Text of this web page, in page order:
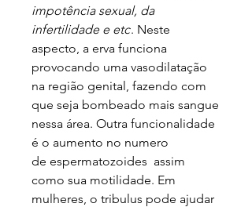
impotência sexual, da
infertilidade e etc. Neste
aspecto, a erva funciona
provocando uma vasodilatação
na região genital, fazendo com
que seja bombeado mais sangue
nessa área. Outra funcionalidade
é o aumento no numero
de espermatozoides assim
como sua motilidade. Em
mulheres, o tribulus pode ajudar